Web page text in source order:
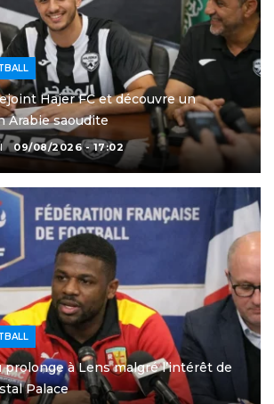
Hajer FC et découvre un
Arabie saoudite
09/08/2026 - 17:02
prolonge à Lens malgré l’intérêt de
Palace